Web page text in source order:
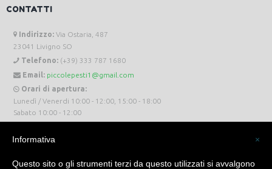
CONTATTI
Indirizzo: Via Ostaria, 487
23041 Livigno SO
Telefono: (+39) 333 787 1680
Email: piccolepesti1@gmail.com
Orari di apertura:
Lunedì / Venerdi 10:00 - 12:00, 15:00 - 18:00
Sabato 10:00 - 12:00
×
Informativa
Questo sito o gli strumenti terzi da questo utilizzati si avvalgono